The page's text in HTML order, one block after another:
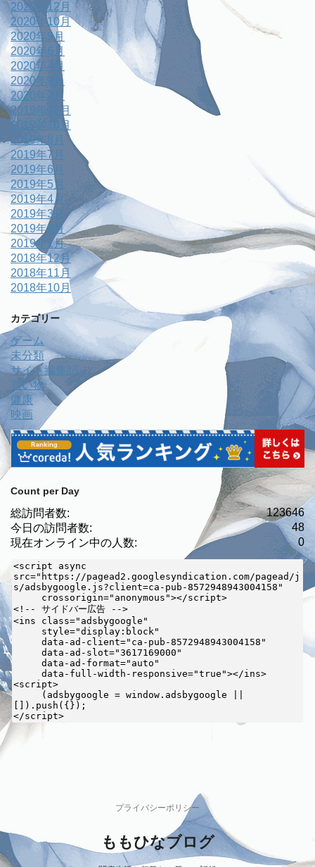
2020年12月
2020年10月
2020年9月
2020年6月
2020年4月
2020年3月
2020年2月
2019年12月
2019年10月
2019年8月
2019年7月
2019年6月
2019年5月
2019年4月
2019年3月
2019年2月
2019年1月
2018年12月
2018年11月
2018年10月
カテゴリー
ゲーム
未分類
サイト編集記
買い物
健康
映画
Count per Day
123646
総訪問者数:
48
今日の訪問者数:
0
現在オンライン中の人数:
<script async
src="https://pagead2.googlesyndication.com/pagead/j
s/adsbygoogle.js?client=ca-pub-8572948943004158"
<!-- サイドバー広告 -->
<ins class="adsbygoogle"
<script>
[]).push({});
</script>
プライバシーポリシー
ももひなブログ